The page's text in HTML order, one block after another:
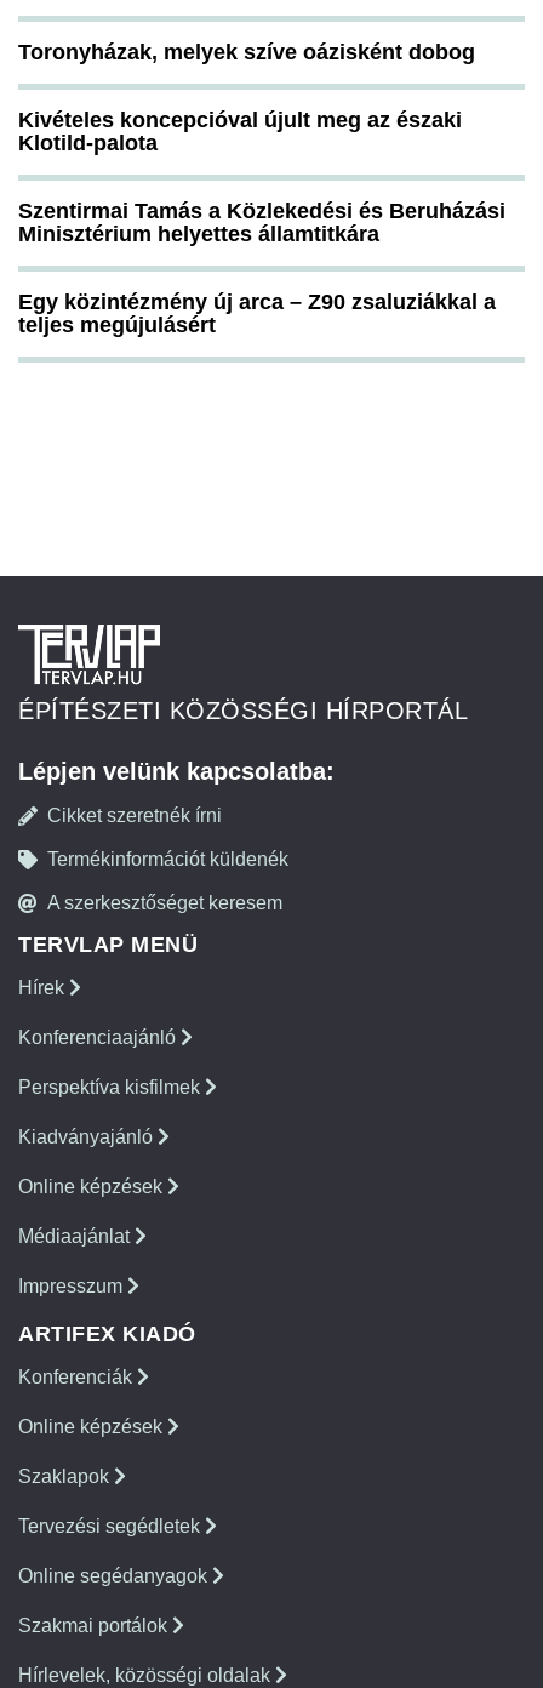
Toronyházak, melyek szíve oázisként dobog
Kivételes koncepcióval újult meg az északi
Klotild-palota
Szentirmai Tamás a Közlekedési és Beruházási
Minisztérium helyettes államtitkára
Egy közintézmény új arca – Z90 zsaluziákkal a
teljes megújulásért
ÉPÍTÉSZETI KÖZÖSSÉGI HÍRPORTÁL
Lépjen velünk kapcsolatba:
Cikket szeretnék írni
Termékinformációt küldenék
A szerkesztőséget keresem
TERVLAP MENÜ
Hírek
Konferenciaajánló
Perspektíva kisfilmek
Kiadványajánló
Online képzések
Médiaajánlat
Impresszum
ARTIFEX KIADÓ
Konferenciák
Online képzések
Szaklapok
Tervezési segédletek
Online segédanyagok
Szakmai portálok
Hírlevelek, közösségi oldalak